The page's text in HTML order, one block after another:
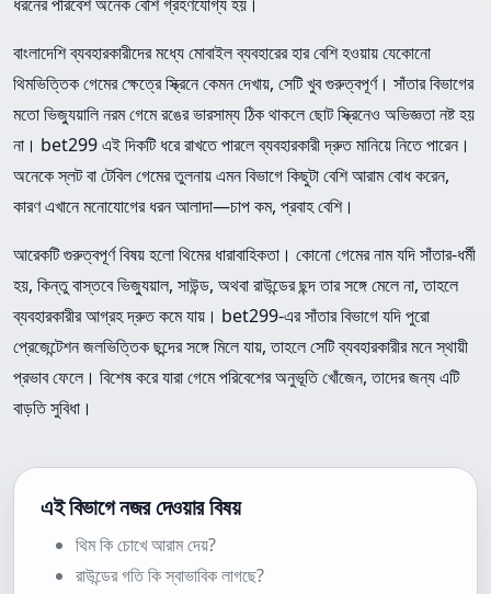
বাংলাদেশি ব্যবহারকারীদের মধ্যে মোবাইল ব্যবহারের হার বেশি হওয়ায় যেকোনো
থিমভিত্তিক গেমের ক্ষেত্রে স্ক্রিনে কেমন দেখায়, সেটি খুব গুরুত্বপূর্ণ। সাঁতার বিভাগের
মতো ভিজ্যুয়ালি নরম গেমে রঙের ভারসাম্য ঠিক থাকলে ছোট স্ক্রিনেও অভিজ্ঞতা নষ্ট হয়
না। bet299 এই দিকটি ধরে রাখতে পারলে ব্যবহারকারী দ্রুত মানিয়ে নিতে পারেন।
অনেকে স্লট বা টেবিল গেমের তুলনায় এমন বিভাগে কিছুটা বেশি আরাম বোধ করেন,
কারণ এখানে মনোযোগের ধরন আলাদা—চাপ কম, প্রবাহ বেশি।
আরেকটি গুরুত্বপূর্ণ বিষয় হলো থিমের ধারাবাহিকতা। কোনো গেমের নাম যদি সাঁতার-ধর্মী
হয়, কিন্তু বাস্তবে ভিজ্যুয়াল, সাউন্ড, অথবা রাউন্ডের ছন্দ তার সঙ্গে মেলে না, তাহলে
ব্যবহারকারীর আগ্রহ দ্রুত কমে যায়। bet299-এর সাঁতার বিভাগে যদি পুরো
প্রেজেন্টেশন জলভিত্তিক ছন্দের সঙ্গে মিলে যায়, তাহলে সেটি ব্যবহারকারীর মনে স্থায়ী
প্রভাব ফেলে। বিশেষ করে যারা গেমে পরিবেশের অনুভূতি খোঁজেন, তাদের জন্য এটি
বাড়তি সুবিধা।
এই বিভাগে নজর দেওয়ার বিষয়
থিম কি চোখে আরাম দেয়?
রাউন্ডের গতি কি স্বাভাবিক লাগছে?